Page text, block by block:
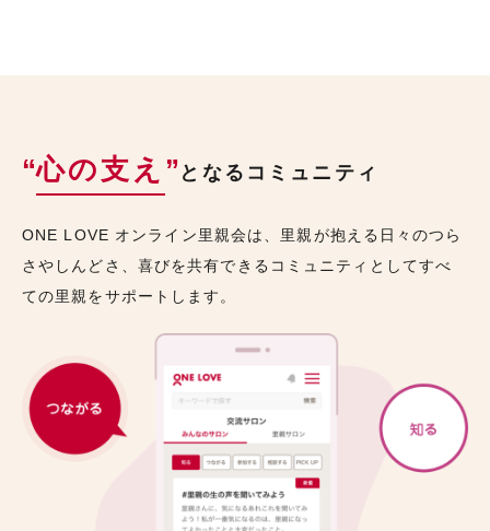
“心の支え ” となるコミュニティ
ONE LOVE オンライン里親会は、里親が抱える日々のつら
さやしんどさ、喜びを共有できるコミュニティとしてすべ
ての里親をサポートします。